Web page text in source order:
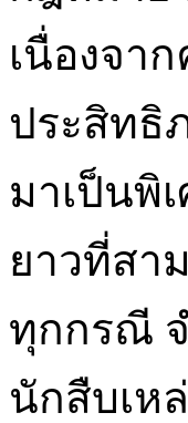
เนื่องจา
ประสิทธิ
มาเป็นพิ
ยาวที่สา
ทุกกรณี
นักสืบเห